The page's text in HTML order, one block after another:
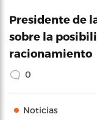
Presidente de
sobre la
racionamiento
0
Noticias